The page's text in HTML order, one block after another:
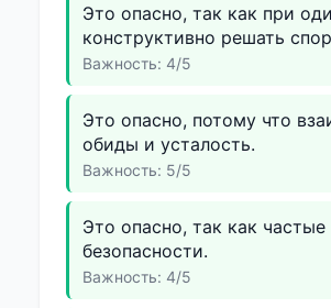
Это опасно, так как при
конструктивно решать
Важность: 4/5
Это опасно, потому что
обиды и усталость.
Важность: 5/5
Это опасно, так как
безопасности.
Важность: 4/5